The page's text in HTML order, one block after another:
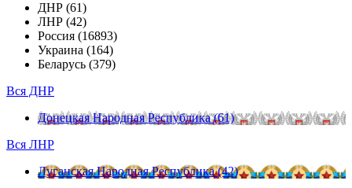
ДНР (61)
ЛНР (42)
Россия (16893)
Украина (164)
Беларусь (379)
Вся ДНР
Донецкая Народная Республика (61)
Вся ЛНР
Луганская Народная Республика (42)